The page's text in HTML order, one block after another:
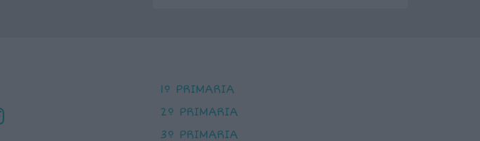
1º PRIMARIA
2º PRIMARIA
3º PRIMARIA